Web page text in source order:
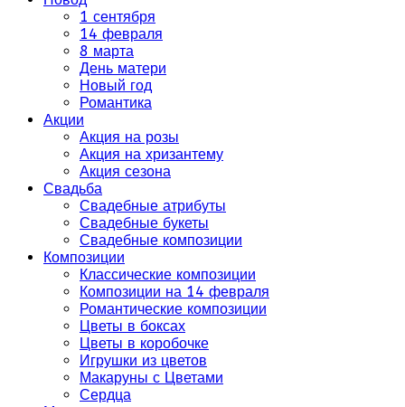
1 сентября
14 февраля
8 марта
День матери
Новый год
Романтика
Акции
Акция на розы
Акция на хризантему
Акция сезона
Свадьба
Свадебные атрибуты
Свадебные букеты
Свадебные композиции
Композиции
Классические композиции
Композиции на 14 февраля
Романтические композиции
Цветы в боксах
Цветы в коробочке
Игрушки из цветов
Макаруны с Цветами
Сердца